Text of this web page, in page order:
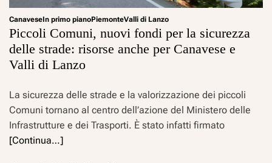
CanaveseIn primo pianoPiemonteValli di Lanzo
Piccoli Comuni, nuovi fondi per la sicurezza
delle strade: risorse anche per Canavese e
Valli di Lanzo
La sicurezza delle strade e la valorizzazione dei piccoli
Comuni tornano al centro dell’azione del Ministero delle
Infrastrutture e dei Trasporti. È stato infatti firmato
[Continua…]